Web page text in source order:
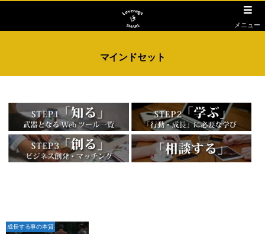
マインドセット
成長する事の本質
メニュー